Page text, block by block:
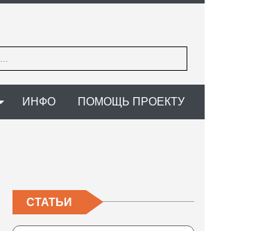
ИНФО ПОМОЩЬ ПРОЕКТУ
СТАТЬИ